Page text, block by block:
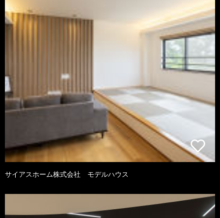
サイアスホーム株式会社 モデルハウス